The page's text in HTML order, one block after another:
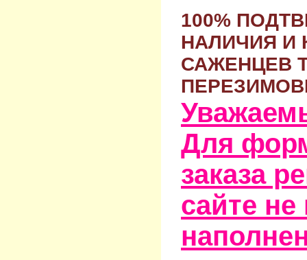
100%
НАЛИЧИЯ И
САЖЕНЦЕВ
Для
заказа
сайте